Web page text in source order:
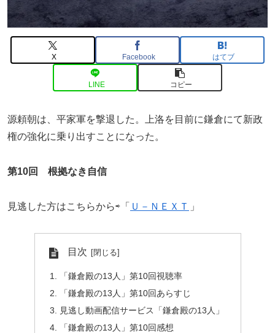
X Facebook はてブ
LINE コピー
源頼朝は、平家軍を撃退した。上洛を目前に鎌倉にて新政
権の強化に乗り出すことになった。
第10回 根拠なき自信
見逃した方はこちらから⇨「 Ｕ－ＮＥＸＴ 」
目次
「鎌倉殿の13人」第10回視聴率
「鎌倉殿の13人」第10回あらすじ
見逃し動画配信サービス「鎌倉殿の13人」
「鎌倉殿の13人」第10回感想